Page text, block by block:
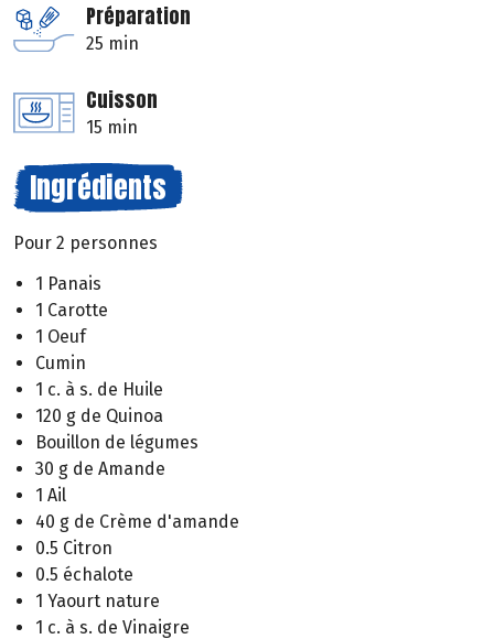
Préparation
25 min
Cuisson
15 min
Ingrédients
Pour 2 personnes
1 Panais
1 Carotte
1 Oeuf
Cumin
1 c. à s. de Huile
120 g de Quinoa
Bouillon de légumes
30 g de Amande
1 Ail
40 g de Crème d'amande
0.5 Citron
0.5 échalote
1 Yaourt nature
1 c. à s. de Vinaigre